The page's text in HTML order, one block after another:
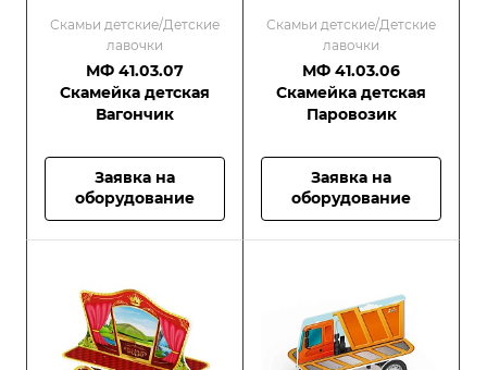
Скамьи детские/Детские
лавочки
МФ 41.03.07
Скамейка детская
Вагончик
Заявка на
оборудование
Скамьи детские/Детские
лавочки
МФ 41.03.06
Скамейка детская
Паровозик
Заявка на
оборудование